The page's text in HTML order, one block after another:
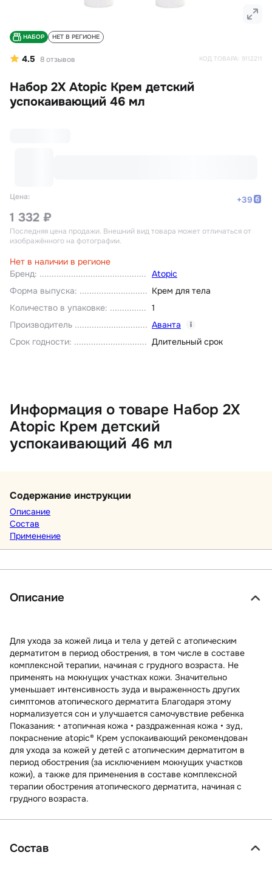
4.5 8отзывов КОД ТОВАРА: 9112211
Набор 2Х Atopic Крем детский
успокаивающий 46 мл
НАБОР НЕТ В РЕГИОНЕ
Бренд:
Atopic
Форма выпуска:
Крем для тела
Количество в упаковке:
1
Производитель
Аванта i
Срок годности: Длительный срок
Цена: +39
1 332 ₽
Последняя цена продажи. Внешний вид товара может отличаться от
изображённого на фотографии.
Нет в наличии в регионе
Информация о товаре Набор 2Х
Atopic Крем детский
успокаивающий 46 мл
Содержание инструкции
Описание
Состав
Применение
Описание
Для ухода за кожей лица и тела у детей с атопическим
дерматитом в период обострения, в том числе в составе
комплексной терапии, начиная с грудного возраста. Не
применять на мокнущих участках кожи. Значительно
уменьшает интенсивность зуда и выраженность других
симптомов атопического дерматита Благодаря этому
нормализуется сон и улучшается самочувствие ребенка
Показания: • атопичная кожа • раздраженная кожа • зуд,
покраснение atopic® Крем успокаивающий рекомендован
для ухода за кожей у детей с атопическим дерматитом в
период обострения (за исключением мокнущих участков
кожи), а также для применения в составе комплексной
терапии обострения атопического дерматита, начиная с
грудного возраста.
Состав